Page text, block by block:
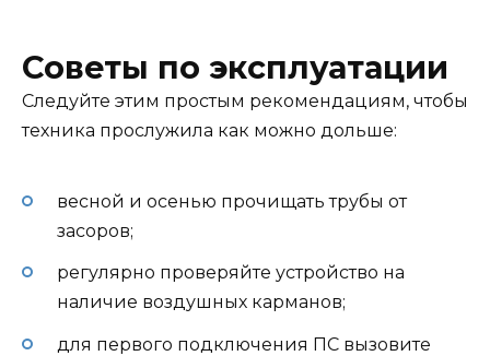
Советы по эксплуатации
Следуйте этим простым рекомендациям, чтобы
техника прослужила как можно дольше:
весной и осенью прочищать трубы от
засоров;
регулярно проверяйте устройство на
наличие воздушных карманов;
для первого подключения ПС вызовите